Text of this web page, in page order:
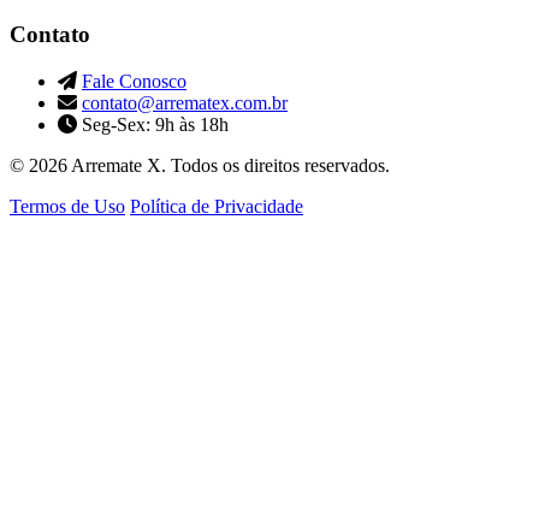
Contato
Fale Conosco
contato@arrematex.com.br
Seg-Sex: 9h às 18h
© 2026 Arremate X. Todos os direitos reservados.
Termos de Uso Política de Privacidade